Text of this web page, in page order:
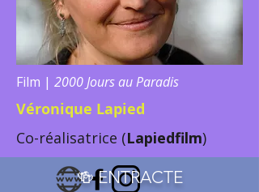
Film | 2000 Jours au Paradis
Véronique Lapied
Co-réalisatrice (Lapiedfilm)
🍻 ENTRACTE